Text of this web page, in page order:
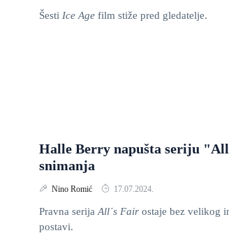
Šesti Ice Age film stiže pred gledatelje.
Halle Berry napušta seriju
snimanja
Nino Romić 17.07.2024.
Pravna serija All´s Fair ostaje bez velikog
postavi.